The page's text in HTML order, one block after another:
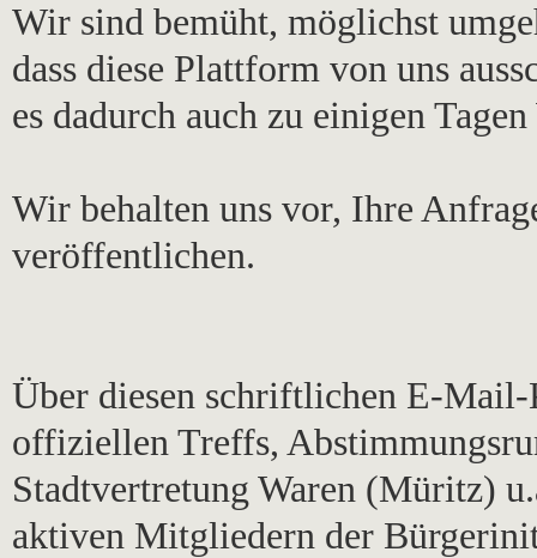
Wir sind bemüht, möglichst
dass diese Plattform von uns
es dadurch auch zu einigen
Wir behalten uns vor, Ihre
veröffentlichen.
Über diesen schriftlichen E-
offiziellen Treffs,
Stadtvertretung Waren (Müritz)
aktiven Mitgliedern der